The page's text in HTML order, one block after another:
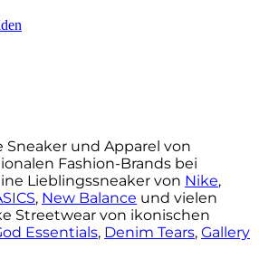
und Apparel von
Fashion-Brands bei
Lieblingssneaker von Nike,
, New Balance und vielen
Streetwear von ikonischen
Essentials, Denim Tears, Gallery